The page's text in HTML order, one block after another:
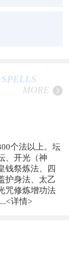
MORE
个法以上。坛
、开光（神
钱祭炼法、四
护身法、太乙
咒修炼增功法
<详情>